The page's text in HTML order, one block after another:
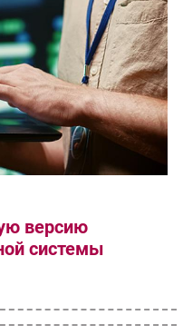
версию
системы